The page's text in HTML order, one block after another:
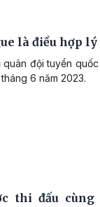
là điều hợp lý
đội tuyển quốc
6 năm 2023.
thi đấu